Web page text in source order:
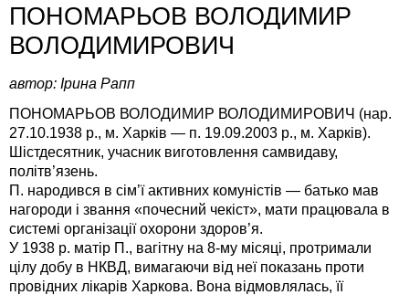
ПОНОМАРЬОВ ВОЛОДИМИР
ВОЛОДИМИРОВИЧ
автор: Ірина Рапп
ПОНОМАРЬОВ ВОЛОДИМИР ВОЛОДИМИРОВИЧ (нар.
27.10.1938 р., м. Харків — п. 19.09.2003 р., м. Харків).
Шістдесятник, учасник виготовлення самвидаву,
політв’язень.
П. народився в сім’ї активних комуністів — батько мав
нагороди і звання «почесний чекіст», мати працювала в
системі організації охорони здоров’я.
У 1938 р. матір П., вагітну на 8-му місяці, протримали
цілу добу в НКВД, вимагаючи від неї показань проти
провідних лікарів Харкова. Вона відмовлялась, її